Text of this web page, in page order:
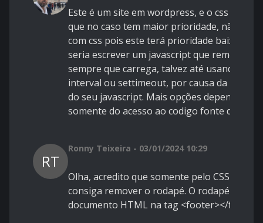
Este é um site em wordpress, e o css esta
que no caso tem maior prioridade, não é
com css pois este terá prioridade baixa,
seria escrever um javascript que remove ele
sempre que carrega, talvez até usando um
interval ou settimeout, por causa da
do seu javascript. Mais opções dependeria
somente do acesso ao codigo fonte do
RT
Ronny Teixeira - 03/01/2024 10:29
Olha, acredito que somente pelo CSS você
consiga remover o rodapé. O rodapé é feito
documento HTML na tag <footer></footer>